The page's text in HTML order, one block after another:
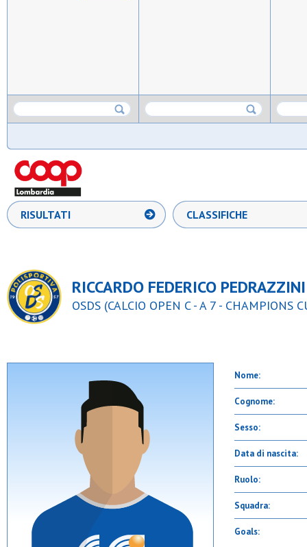
RISULTATI CLASSIFICHE
RICCARDO FEDERICO PEDRAZZINI
OSDS (CALCIO OPEN C - A 7 - CHAMPIONS
Nome:
Cognome:
Sesso:
Data di nascita:
Ruolo:
Squadra:
Goals: